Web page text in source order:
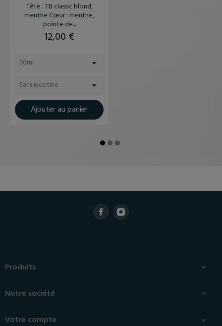
Tête : TB classic blond,
menthe Cœur : menthe,
pointe de...
Prix
12,00 €
Ajouter au panier
Produits 
Notre société 
Votre compte 